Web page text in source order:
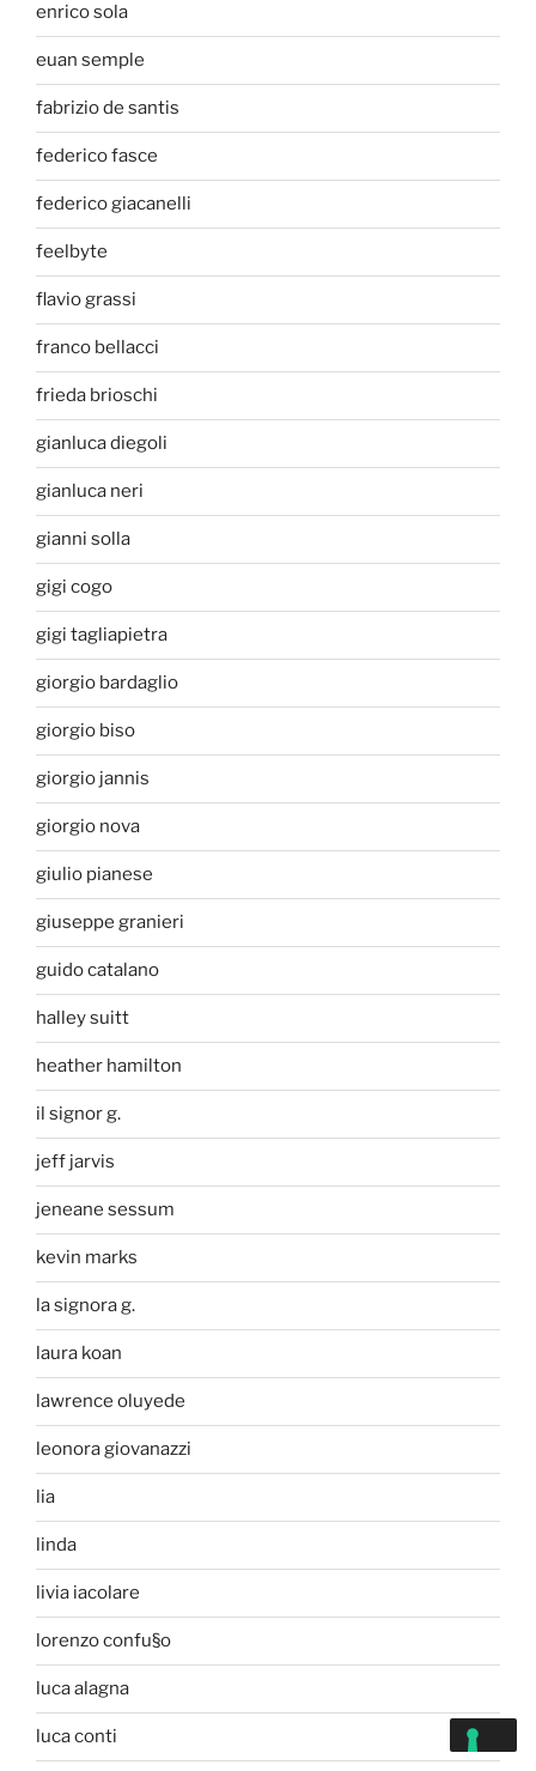
enrico sola
euan semple
fabrizio de santis
federico fasce
federico giacanelli
feelbyte
flavio grassi
franco bellacci
frieda brioschi
gianluca diegoli
gianluca neri
gianni solla
gigi cogo
gigi tagliapietra
giorgio bardaglio
giorgio biso
giorgio jannis
giorgio nova
giulio pianese
giuseppe granieri
guido catalano
halley suitt
heather hamilton
il signor g.
jeff jarvis
jeneane sessum
kevin marks
la signora g.
laura koan
lawrence oluyede
leonora giovanazzi
lia
linda
livia iacolare
lorenzo confu§o
luca alagna
luca conti